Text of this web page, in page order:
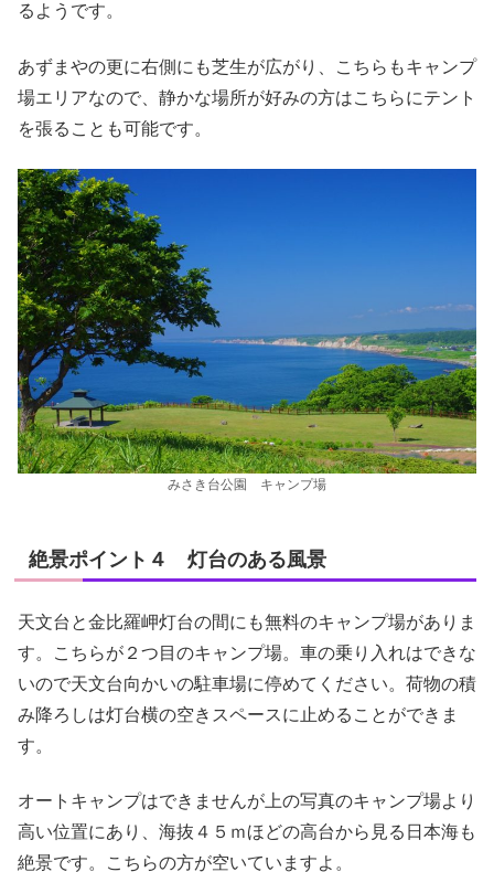
るようです。
あずまやの更に右側にも芝生が広がり、こちらもキャンプ
場エリアなので、静かな場所が好みの方はこちらにテント
を張ることも可能です。
みさき台公園 キャンプ場
絶景ポイント４ 灯台のある風景
天文台と金比羅岬灯台の間にも無料のキャンプ場がありま
す。こちらが２つ目のキャンプ場。車の乗り入れはできな
いので天文台向かいの駐車場に停めてください。荷物の積
み降ろしは灯台横の空きスペースに止めることができま
す。
オートキャンプはできませんが上の写真のキャンプ場より
高い位置にあり、海抜４５ｍほどの高台から見る日本海も
絶景です。こちらの方が空いていますよ。